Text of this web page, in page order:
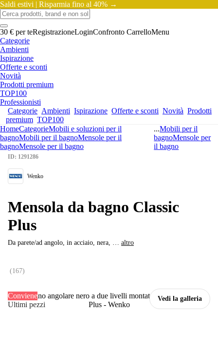
Saldi estivi | Risparmia fino al 40% →
30 € per teRegistrazioneLoginConfronto CarrelloMenu
Categorie
Ambienti
Ispirazione
Offerte e sconti
Novità
Prodotti premium
TOP100
Professionisti
Categorie Ambienti Ispirazione Offerte e sconti Novità Prodotti
premium TOP100
HomeCategorieMobili e soluzioni per il
bagnoMobili per il bagnoMensole per il
bagnoMensole per il bagno
...Mobili per il
bagnoMensole per
il bagno
Vedi la galleria
Conviene
Ultimi pezzi
ID: 1291286
Wenko
Mensola da bagno Classic
Plus
Da parete/ad angolo, in acciaio, nera, … altro
(167)